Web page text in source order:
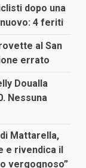
dopo una
4 feriti
al San
errato
Doualla
Nessuna
Mattarella,
e rivendica il
vergognoso”